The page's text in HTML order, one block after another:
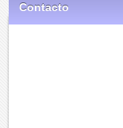
Contacto